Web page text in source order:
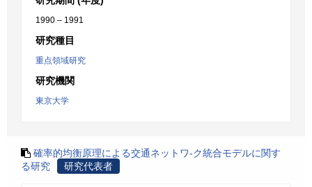
1990 – 1991
研究種目
重点領域研究
研究機関
東京大学
確率的均衡原理による交通ネットワ-ク統合モデルに関す
る研究
研究代表者